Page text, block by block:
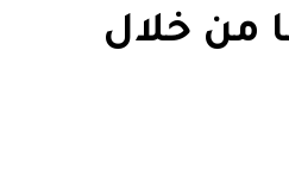
من خلال